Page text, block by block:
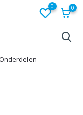
0 0